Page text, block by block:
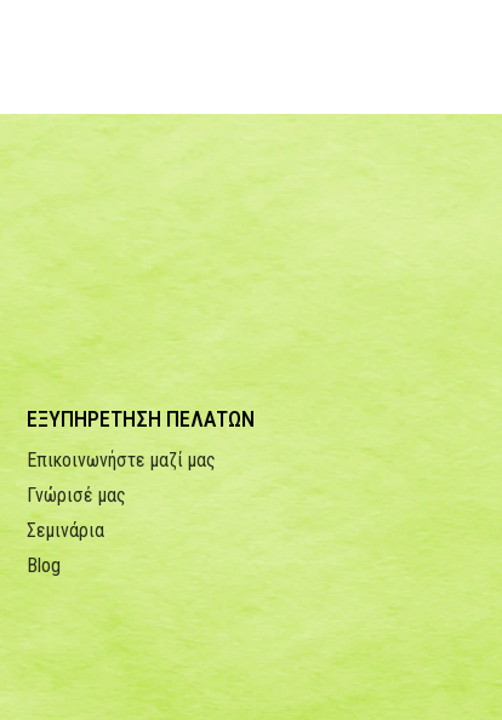
ΕΞΥΠΗΡΕΤΗΣΗ ΠΕΛΑΤΩΝ
Επικοινωνήστε μαζί μας
Γνώρισέ μας
Σεμινάρια
Blog